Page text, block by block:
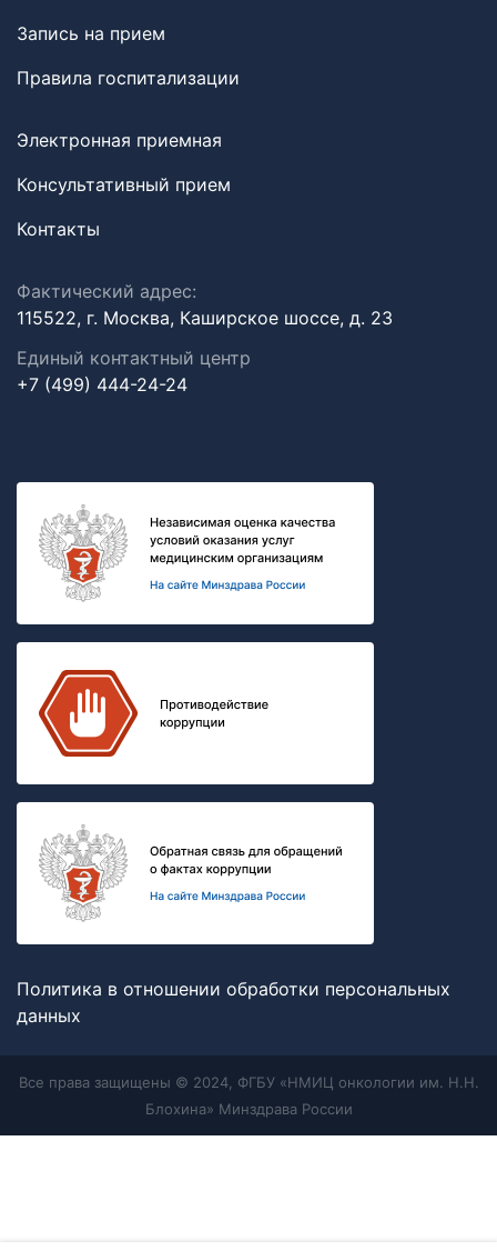
Запись на прием
Правила госпитализации
Электронная приемная
Консультативный прием
Контакты
Фактический адрес:
115522, г. Москва, Каширское шоссе, д. 23
Единый контактный центр
+7 (499) 444-24-24
Политика в отношении обработки персональных
данных
Все права защищены © 2024, ФГБУ «НМИЦ онкологии им. Н.Н.
Блохина» Минздрава России